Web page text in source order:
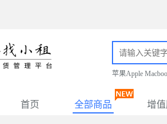
苹果Apple
首页 全部商品 增